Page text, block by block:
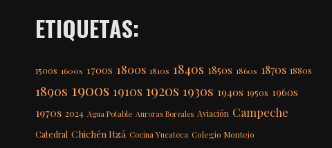
ETIQUETAS:
1500s 1600s 1700s 1800s 1810s 1840s 1850s 1860s 1870s 1880s
1890s 1900s 1910s 1920s 1930s 1940s 1950s 1960s
1970s 2024 Agua Potable Auroras Boreales Aviación Campeche
Catedral Chichén Itzá Cocina Yucateca Colegio Montejo